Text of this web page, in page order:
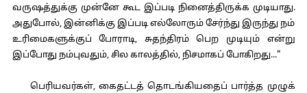
வருஷத்துக்கு முன்னே கூட இப்படி நினைத்திருக்க முடியாது.
அதுபோல், இன்னிக்கு இப்படி எல்லோரும் சேர்ந்து இருந்து நம்
உரிமைகளுக்குப் போராடி, சுதந்திரம் பெற முடியும் என்று
இப்போது நம்புவதும், சில காலத்தில், நிசமாகப் போகிறது..."
பெரியவர்கள், கைதட்டத் தொடங்கியதைப் பார்த்த முழுக்